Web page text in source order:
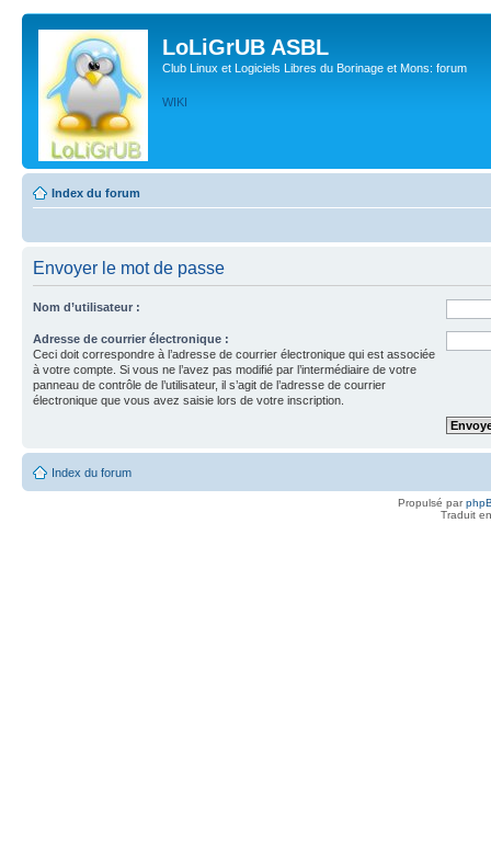
LoLiGrUB ASBL
Club Linux et Logiciels Libres du Borinage et Mons: forum
WIKI
Index du forum
Envoyer le mot de passe
Nom d’utilisateur :
Adresse de courrier électronique :
Ceci doit correspondre à l’adresse de courrier électronique qui est associée
à votre compte. Si vous ne l’avez pas modifié par l’intermédiaire de votre
panneau de contrôle de l’utilisateur, il s’agit de l’adresse de courrier
électronique que vous avez saisie lors de votre inscription.
Index du forum
Propulsé par
Traduit